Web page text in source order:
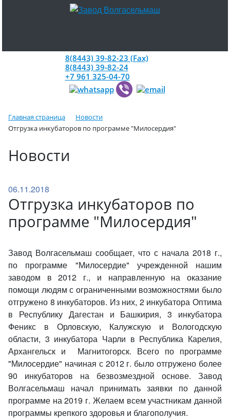
8(8443) 39-82-23 (Fax)
8(8443) 39-82-24
+7 961 325-04-70
Главная страница
Новости
Отгрузка инкубаторов по программе "Милосердия"
Новости
06.11.2018
Отгрузка инкубаторов по
программе "Милосердия"
Завод Волгасельмаш сообщает, что с начала 2018 г.,
по программе "Милосердие" учрежденной нашим
заводом в 2012 г., и направленную на оказание
помощи людям с ограниченными возможностями было
отгружено 8 инкубаторов. Из них, 2 инкубатора Оптима
в Республику Дагестан и Башкирия, 3 инкубатора
Феникс в Орловскую, Калужскую и Вологодскую
области, 3 инкубатора Чарли в Республика Карелия,
Архангельск и Магнитогорск. Всего по программе
"Милосердие" начиная с 2012 г. было отгружено более
90 инкубаторов на безвозмездной основе. Завод
Волгасельмаш начал принимать заявки по данной
программе на 2019 г. Желаем всем участникам данной
программы крепкого здоровья и благополучия.